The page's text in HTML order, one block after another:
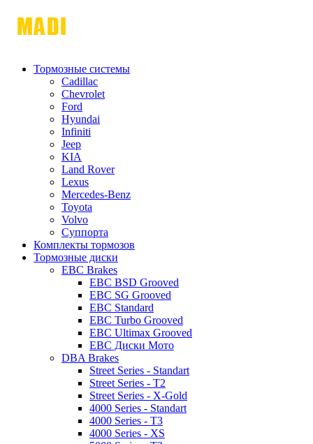
Тормозные системы
Cadillac
Chevrolet
Ford
Hyundai
Infiniti
Jeep
KIA
Land Rover
Lexus
Mercedes-Benz
Toyota
Volvo
Суппорта
Комплекты тормозов
Тормозные диски
EBC Brakes
EBC BSD Grooved
EBC SG Grooved
EBC Standard
EBC Turbo Grooved
EBC Ultimax Grooved
EBC Диски Мото
DBA Brakes
Street Series - Standart
Street Series - T2
Street Series - X-Gold
4000 Series - Standart
4000 Series - T3
4000 Series - XS